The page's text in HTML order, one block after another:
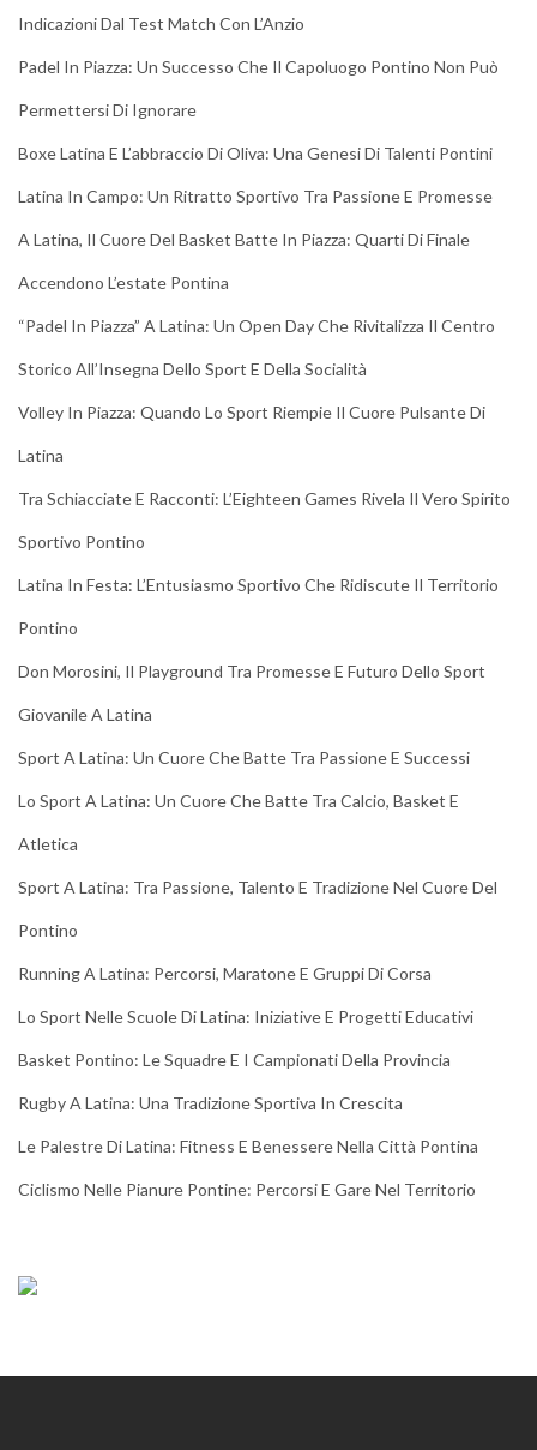
Indicazioni Dal Test Match Con L’Anzio
Padel In Piazza: Un Successo Che Il Capoluogo Pontino Non Può
Permettersi Di Ignorare
Boxe Latina E L’abbraccio Di Oliva: Una Genesi Di Talenti Pontini
Latina In Campo: Un Ritratto Sportivo Tra Passione E Promesse
A Latina, Il Cuore Del Basket Batte In Piazza: Quarti Di Finale
Accendono L’estate Pontina
“Padel In Piazza” A Latina: Un Open Day Che Rivitalizza Il Centro
Storico All’Insegna Dello Sport E Della Socialità
Volley In Piazza: Quando Lo Sport Riempie Il Cuore Pulsante Di
Latina
Tra Schiacciate E Racconti: L’Eighteen Games Rivela Il Vero Spirito
Sportivo Pontino
Latina In Festa: L’Entusiasmo Sportivo Che Ridiscute Il Territorio
Pontino
Don Morosini, Il Playground Tra Promesse E Futuro Dello Sport
Giovanile A Latina
Sport A Latina: Un Cuore Che Batte Tra Passione E Successi
Lo Sport A Latina: Un Cuore Che Batte Tra Calcio, Basket E
Atletica
Sport A Latina: Tra Passione, Talento E Tradizione Nel Cuore Del
Pontino
Running A Latina: Percorsi, Maratone E Gruppi Di Corsa
Lo Sport Nelle Scuole Di Latina: Iniziative E Progetti Educativi
Basket Pontino: Le Squadre E I Campionati Della Provincia
Rugby A Latina: Una Tradizione Sportiva In Crescita
Le Palestre Di Latina: Fitness E Benessere Nella Città Pontina
Ciclismo Nelle Pianure Pontine: Percorsi E Gare Nel Territorio